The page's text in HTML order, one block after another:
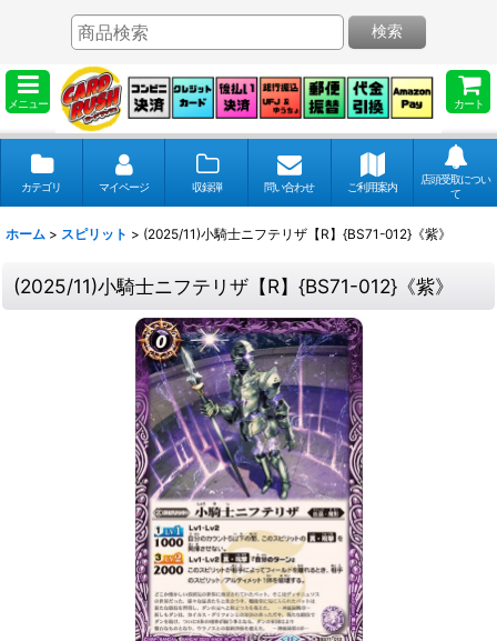
メニュー カート
検索
カテゴリ マイページ 収録弾 問い合わせ ご利用案内
店頭受取につい
て
ホーム > スピリット > (2025/11)小騎士ニフテリザ【R】{BS71-012}《紫》
(2025/11)小騎士ニフテリザ【R】{BS71-012}《紫》